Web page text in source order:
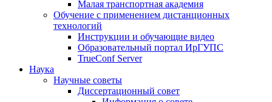
Малая транспортная академия
Обучение с применением дистанционных
технологий
Инструкции и обучающие видео
Образовательный портал ИрГУПС
TrueConf Server
Наука
Научные советы
Диссертационный совет